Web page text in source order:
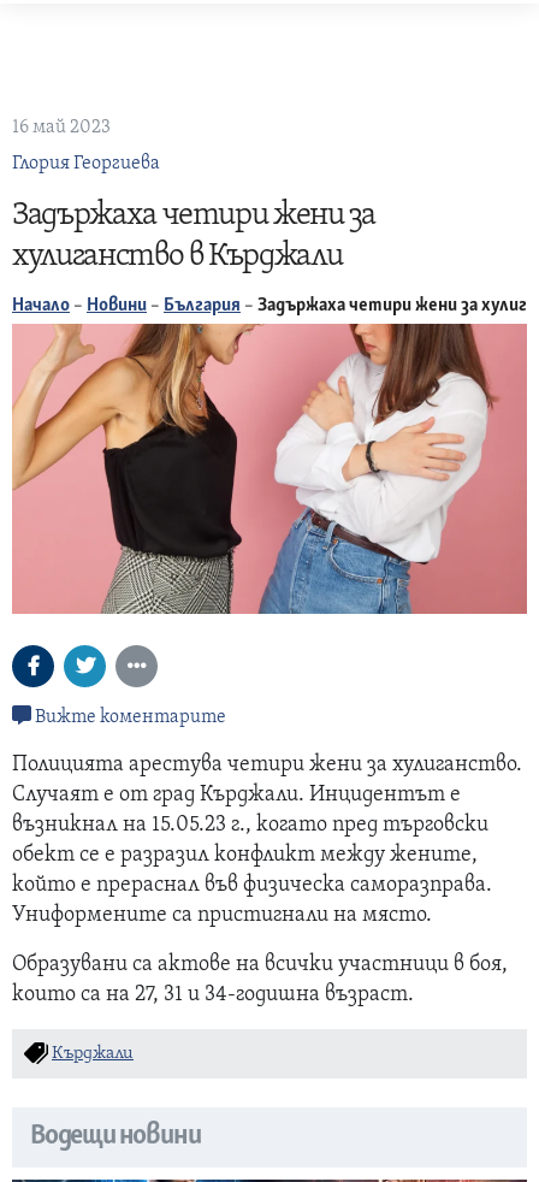
16 май 2023
Глория Георгиева
Задържаха четири жени за
хулиганство в Кърджали
Начало – Новини – България – Задържаха четири жени за
Вижте коментарите
Полицията арестува четири жени за хулиганство.
Случаят е от град Кърджали. Инцидентът е
възникнал на 15.05.23 г., когато пред търговски
обект се е разразил конфликт между жените,
който е прераснал във физическа саморазправа.
Униформените са пристигнали на място.
Образувани са актове на всички участници в боя,
които са на 27, 31 и 34-годишна възраст.
Кърджали
Водещи новини